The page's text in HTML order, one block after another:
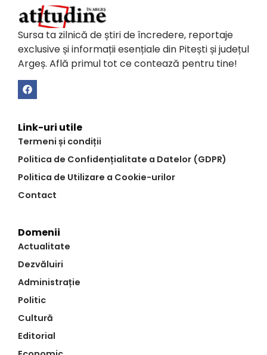
Sursa ta zilnică de știri de încredere, reportaje
exclusive și informații esențiale din Pitești și județul
Argeș. Află primul tot ce contează pentru tine!
Link-uri utile
Termeni și condiții
Politica de Confidențialitate a Datelor (GDPR)
Politica de Utilizare a Cookie-urilor
Contact
Domenii
Actualitate
Dezvăluiri
Administrație
Politic
Cultură
Editorial